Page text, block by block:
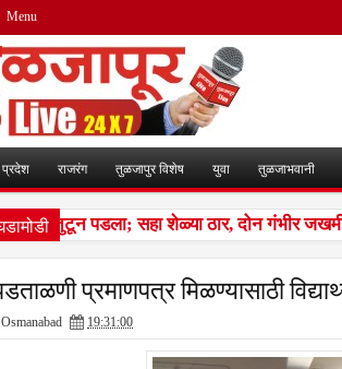
Menu
प्रदेश राजरंग तुळजापुर विशेष युवा तुळजाभवानी
तुटून पडला; सहा शेळ्या ठार, दोन गंभीर
प्रमाणपत्र मिळण्यासाठी
Osmanabad 19:31:00